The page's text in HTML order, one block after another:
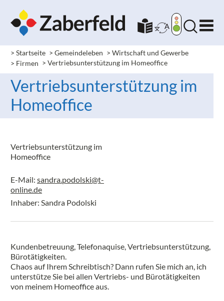
> Startseite > Gemeindeleben > Wirtschaft und Gewerbe
> Firmen > Vertriebsunterstützung im Homeoffice
Vertriebsunterstützung im
Homeoffice
Vertriebsunterstützung im
Homeoffice
E-Mail: sandra.podolski@t-
online.de
Inhaber: Sandra Podolski
Kundenbetreuung, Telefonaquise, Vertriebsunterstützung,
Bürotätigkeiten.
Chaos auf Ihrem Schreibtisch? Dann rufen Sie mich an, ich
unterstütze Sie bei allen Vertriebs- und Bürotätigkeiten
von meinem Homeoffice aus.